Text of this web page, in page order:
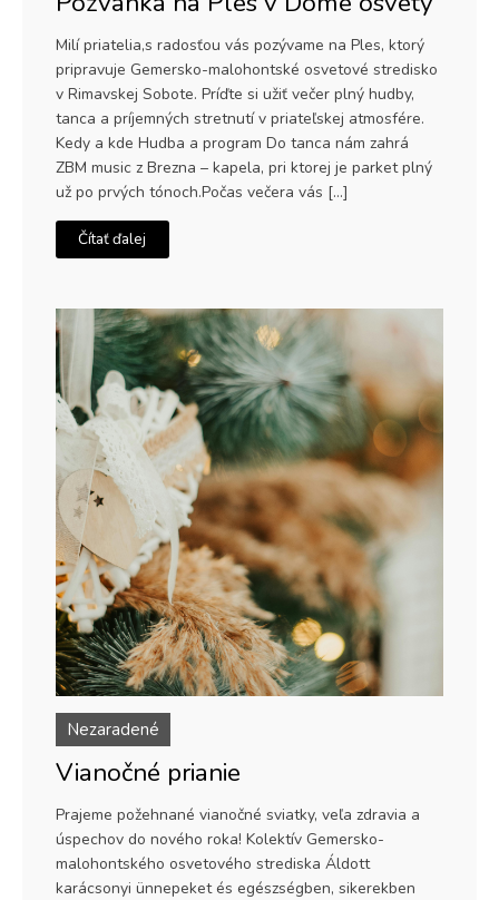
Milí priatelia,s radosťou vás pozývame na Ples, ktorý
pripravuje Gemersko-malohontské osvetové stredisko
v Rimavskej Sobote. Príďte si užiť večer plný hudby,
tanca a príjemných stretnutí v priateľskej atmosfére.
Kedy a kde Hudba a program Do tanca nám zahrá
ZBM music z Brezna – kapela, pri ktorej je parket plný
už po prvých tónoch.Počas večera vás […]
Čítať ďalej
Nezaradené
Vianočné prianie
Prajeme požehnané vianočné sviatky, veľa zdravia a
úspechov do nového roka! Kolektív Gemersko-
malohontského osvetového strediska Áldott
karácsonyi ünnepeket és egészségben, sikerekben